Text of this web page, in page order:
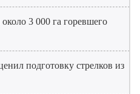
3 000 га горевшего
подготовку стрелков из